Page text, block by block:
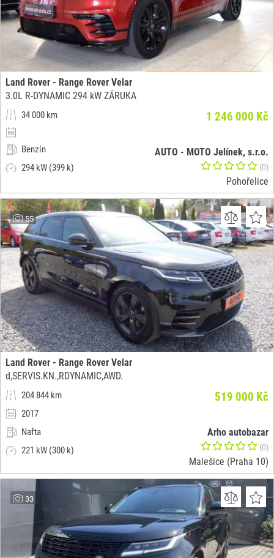
Land Rover - Range Rover Velar
3.0L R-DYNAMIC 294 kW ZÁRUKA
34 000 km
Benzín
294 kW (399 k)
1 246 000 Kč
AUTO - MOTO Jelínek, s.r.o.
(0)
Pohořelice
55
Land Rover - Range Rover Velar
d,SERVIS.KN.,RDYNAMIC,AWD.
204 844 km
2017
Nafta
221 kW (300 k)
519 000 Kč
Arho autobazar
(0)
Malešice (Praha 10)
33